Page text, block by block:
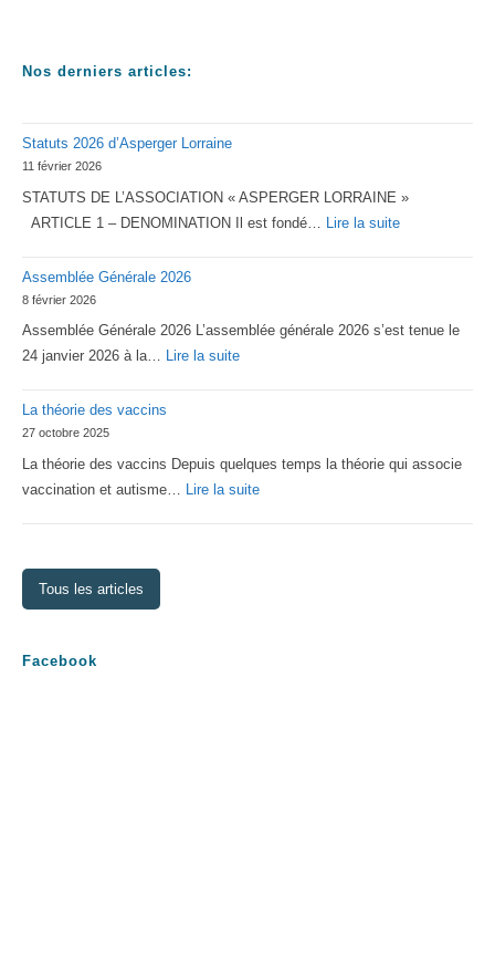
Nos derniers articles:
Statuts 2026 d’Asperger Lorraine
11 février 2026
STATUTS DE L’ASSOCIATION « ASPERGER LORRAINE »
ARTICLE 1 – DENOMINATION Il est fondé… Lire la suite:
Lorraine
Assemblée Générale 2026
8 février 2026
Assemblée Générale 2026 L’assemblée générale 2026 s’est tenue le
24 janvier 2026 à la… Lire la suite:
La théorie des vaccins
27 octobre 2025
La théorie des vaccins Depuis quelques temps la théorie qui associe
vaccination et autisme… Lire la suite:
Tous les articles
Facebook